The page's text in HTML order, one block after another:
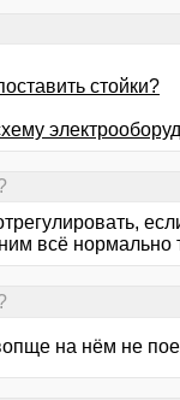
стойки?
всё нормально
на нём не